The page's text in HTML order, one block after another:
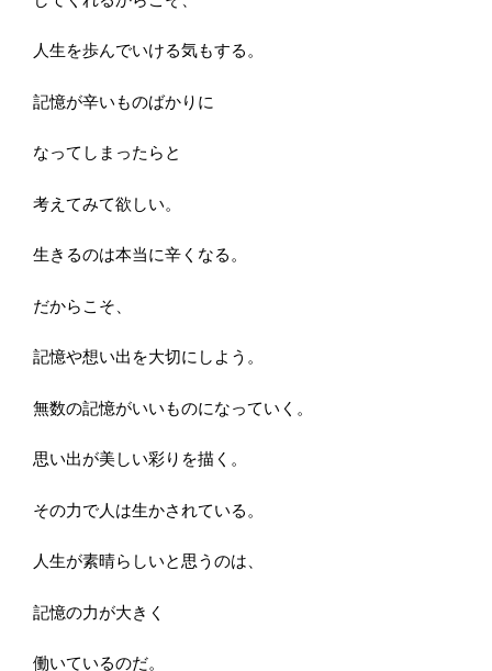
人生を歩んでいける気もする。
記憶が辛いものばかりに
なってしまったらと
考えてみて欲しい。
生きるのは本当に辛くなる。
だからこそ、
記憶や想い出を大切にしよう。
無数の記憶がいいものになっていく。
思い出が美しい彩りを描く。
その力で人は生かされている。
人生が素晴らしいと思うのは、
記憶の力が大きく
働いているのだ。